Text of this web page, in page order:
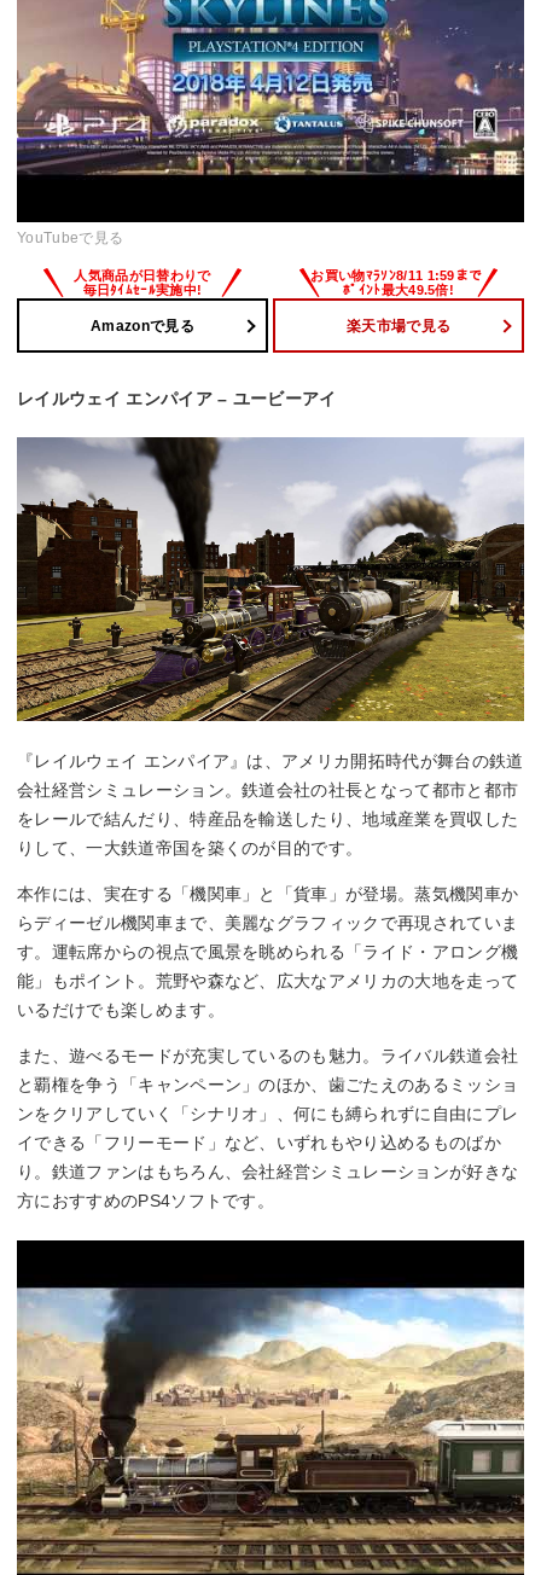
YouTubeで見る
Amazonで見る 楽天市場で見る
レイルウェイ エンパイア – ユービーアイ
『レイルウェイ エンパイア』は、アメリカ開拓時代が舞台の鉄道
会社経営シミュレーション。鉄道会社の社長となって都市と都市
をレールで結んだり、特産品を輸送したり、地域産業を買収した
りして、一大鉄道帝国を築くのが目的です。
本作には、実在する「機関車」と「貨車」が登場。蒸気機関車か
らディーゼル機関車まで、美麗なグラフィックで再現されていま
す。運転席からの視点で風景を眺められる「ライド・アロング機
能」もポイント。荒野や森など、広大なアメリカの大地を走って
いるだけでも楽しめます。
また、遊べるモードが充実しているのも魅力。ライバル鉄道会社
と覇権を争う「キャンペーン」のほか、歯ごたえのあるミッショ
ンをクリアしていく「シナリオ」、何にも縛られずに自由にプレ
イできる「フリーモード」など、いずれもやり込めるものばか
り。鉄道ファンはもちろん、会社経営シミュレーションが好きな
方におすすめのPS4ソフトです。